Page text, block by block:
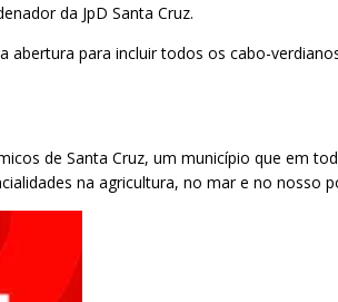
da JpD Santa Cruz.
para incluir todos os cabo-
de Santa Cruz, um município que em
na agricultura, no mar e no